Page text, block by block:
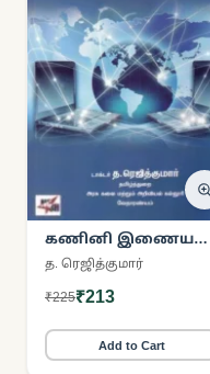
கணினி இணையத்
தமிழ்
த. ரெஜித்குமார்
₹225₹213
Add to Cart